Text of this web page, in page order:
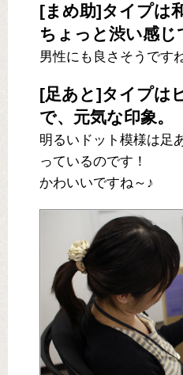
[まめ助]タイプは
ちょっと渋い感じ
男性にも良さそうです
[足あと]タイプは
で、元気な印象。
明るいドット模様は足
っているのです！
かわいいですね～♪